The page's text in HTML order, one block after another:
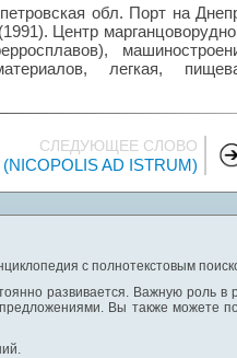
обл. Порт на
Центр
легкая,
СЛЕДУЮЩЕЕ СЛОВО
AD ISTRUM)
с полнотекстовым
развивается. Важную роль
Вы также можете